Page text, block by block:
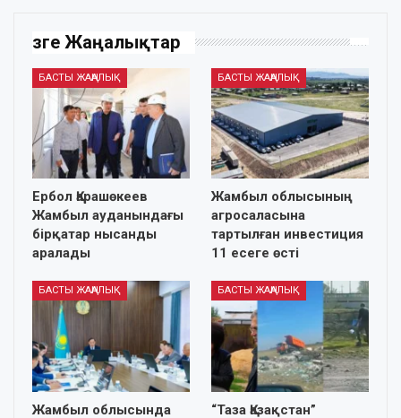
Өзге Жаңалықтар
БАСТЫ ЖАҢАЛЫҚ
Ербол Қарашөкеев
Жамбыл ауданындағы
бірқатар нысанды
аралады
БАСТЫ ЖАҢАЛЫҚ
Жамбыл облысының
агросаласына
тартылған инвестиция
11 есеге өсті
БАСТЫ ЖАҢАЛЫҚ
Жамбыл облысында
БАСТЫ ЖАҢАЛЫҚ
“Таза Қазақстан”